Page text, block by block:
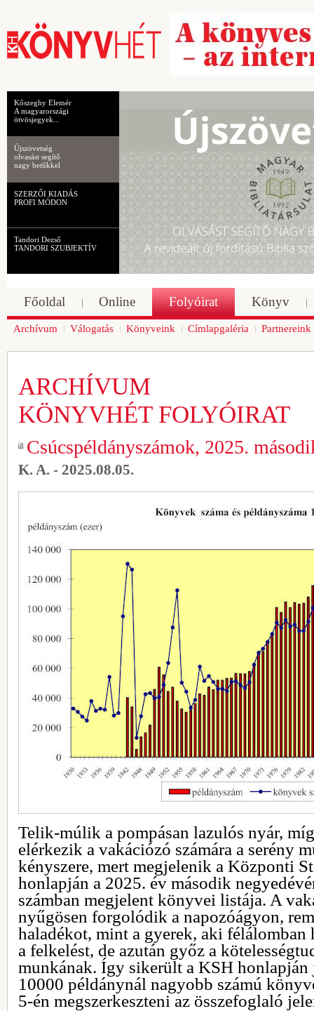
Kőszeghy Elemér
A magyarországi
ötvösjegyek...
Újszövetség
olvasást segítő
nagy betűkkel
SZERZŐI KIADÁS
PROFI MÓDON
Tandori Dezső
TANDORI SZUBJEKTÍV
Főoldal Online Folyóirat Könyv
Archívum Válogatás Könyveink Címlapgaléria Partnereink
ARCHÍVUM
KÖNYVHÉT FOLYÓIRAT
Csúcspéldányszámok, 2025.
K. A. - 2025.08.05.
Telik-múlik a pompásan lazulós nyár,
elérkezik a vakációzó számára a serény
kényszere, mert megjelenik a Központi
honlapján a 2025. év második
számban megjelent könyvei listája. A
nyűgösen forgolódik a napozóágyon,
haladékot, mint a gyerek, aki félálomban
a felkelést, de azután győz a
munkának. Így sikerült a KSH
10000 példánynál nagyobb számú
5-én megszerkeszteni az összefoglaló